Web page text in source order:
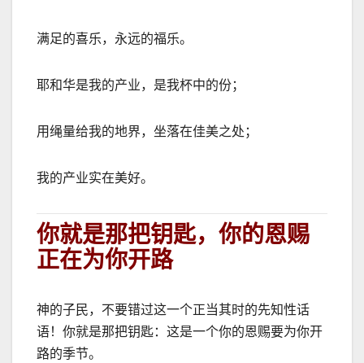
满足的喜乐，永远的福乐。
耶和华是我的产业，是我杯中的份；
用绳量给我的地界，坐落在佳美之处；
我的产业实在美好。
你就是那把钥匙，你的恩赐
正在为你开路
神的子民，不要错过这一个正当其时的先知性话
语！你就是那把钥匙：这是一个你的恩赐要为你开
路的季节。